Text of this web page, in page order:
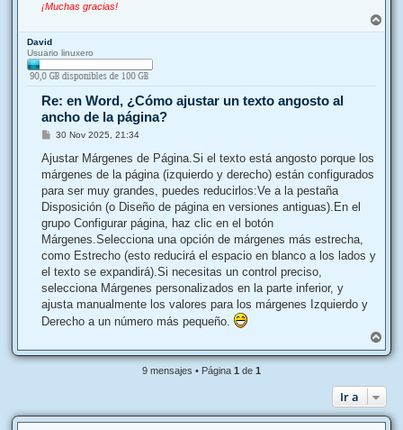
¡Muchas gracias!
r
David
Usuario linuxero
Re: en Word, ¿Cómo ajustar un texto angosto al
ancho de la página?
M
n
a
j
30 Nov 2025, 21:34
Ajustar Márgenes de Página.Si el texto está angosto porque los
márgenes de la página (izquierdo y derecho) están configurados
para ser muy grandes, puedes reducirlos:Ve a la pestaña
Disposición (o Diseño de página en versiones antiguas).En el
grupo Configurar página, haz clic en el botón
Márgenes.Selecciona una opción de márgenes más estrecha,
como Estrecho (esto reducirá el espacio en blanco a los lados y
el texto se expandirá).Si necesitas un control preciso,
selecciona Márgenes personalizados en la parte inferior, y
ajusta manualmente los valores para los márgenes Izquierdo y
Derecho a un número más pequeño.
r
r
b
9 mensajes • Página 1 de 1
Ir a